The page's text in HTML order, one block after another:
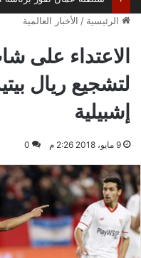
الرئيسية / الأخبار العالمية
الاعتداء على
لتشجيع ريال
إشبيلية
9 مايو، 2018 2:26 م 0